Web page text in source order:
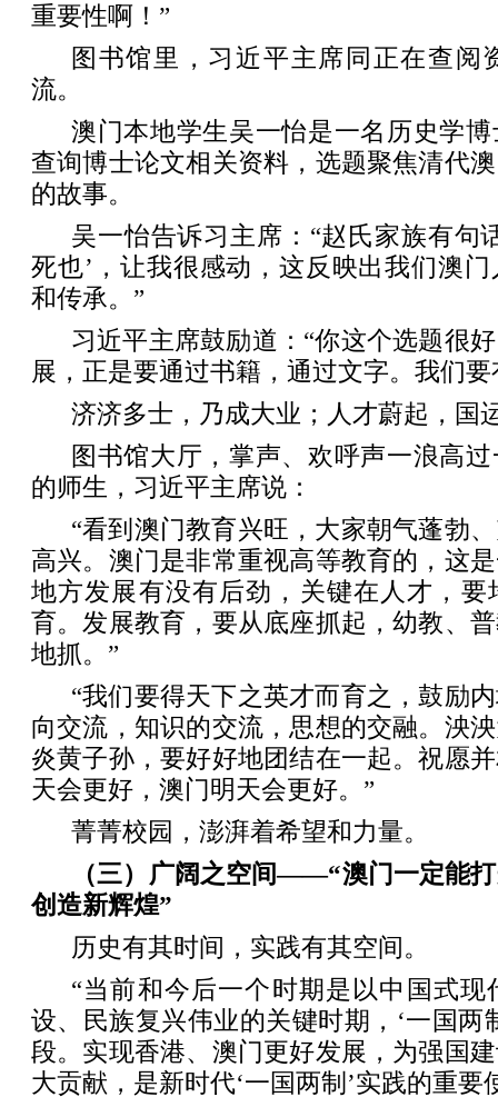
重要性啊！”
图书馆里，习近平主席同正在查阅
流。
澳门本地学生吴一怡是一名历史学
查询博士论文相关资料，选题聚焦清代
的故事。
吴一怡告诉习主席：“赵氏家族有句
死也’，让我很感动，这反映出我们澳
和传承。”
习近平主席鼓励道：“你这个选题很
展，正是要通过书籍，通过文字。我们
济济多士，乃成大业；人才蔚起，国
图书馆大厅，掌声、欢呼声一浪高
的师生，习近平主席说：
“看到澳门教育兴旺，大家朝气蓬勃
高兴。澳门是非常重视高等教育的，这
地方发展有没有后劲，关键在人才，要
育。发展教育，要从底座抓起，幼教、
地抓。”
“我们要得天下之英才而育之，鼓励
向交流，知识的交流，思想的交融。泱
炎黄子孙，要好好地团结在一起。祝愿
天会更好，澳门明天会更好。”
菁菁校园，澎湃着希望和力量。
（三）广阔之空间——“澳门一定能
创造新辉煌”
历史有其时间，实践有其空间。
“当前和今后一个时期是以中国式
设、民族复兴伟业的关键时期，‘一国两
段。实现香港、澳门更好发展，为强国
大贡献，是新时代‘一国两制’实践的重要